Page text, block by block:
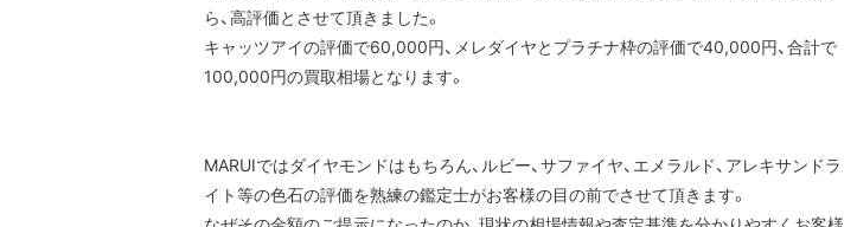
ら、高評価とさせて頂きました。
キャッツアイの評価で60,000円、メレダイヤとプラチナ枠の評価で40,000円、合計で
100,000円の買取相場となります。
MARUIではダイヤモンドはもちろん、ルビー、サファイヤ、エメラルド、アレキサンドラ
イト等の色石の評価を熟練の鑑定士がお客様の目の前でさせて頂きます。